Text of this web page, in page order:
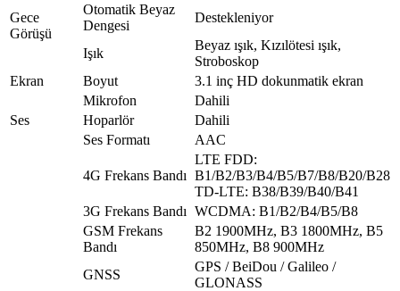
Gece
Görüşü
Otomatik Beyaz
Dengesi
Destekleniyor
Işık
Beyaz ışık, Kızılötesi ışık,
Stroboskop
Ekran
Boyut 3.1 inç HD dokunmatik ekran
Ses
Mikrofon
Dahili
Hoparlör
Dahili
Ses Formatı
AAC
4G Frekans Bandı
LTE FDD:
B1/B2/B3/B4/B5/B7/B8/B20/B28
TD-LTE: B38/B39/B40/B41
3G Frekans Bandı WCDMA: B1/B2/B4/B5/B8
GSM Frekans
Bandı
B2 1900MHz, B3 1800MHz, B5
850MHz, B8 900MHz
GNSS
GPS / BeiDou / Galileo /
GLONASS